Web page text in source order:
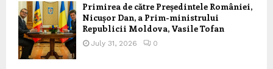
Primirea de către Președintele României,
Nicușor Dan, a Prim-ministrului
Republicii Moldova, Vasile Tofan
July 31, 2026 0